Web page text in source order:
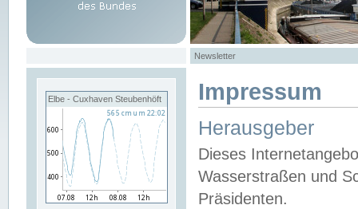
Newsletter
Elbe - Cuxhaven Steubenhöft Impressum
Herausgeber
Dieses
Wasserstraßen und
Präsidenten.